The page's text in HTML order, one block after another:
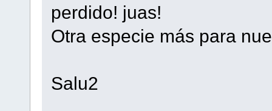
perdido! juas!
Otra especie más para
Salu2